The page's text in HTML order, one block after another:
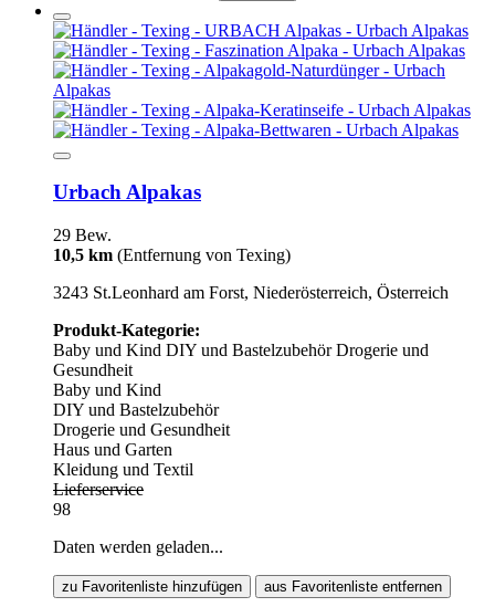
Urbach Alpakas
29 Bew.
10,5 km (Entfernung von Texing)
3243 St.Leonhard am Forst, Niederösterreich, Österreich
Produkt-Kategorie:
Baby und Kind DIY und BastelzubehörDrogerie und
Gesundheit
Baby und Kind
DIY und Bastelzubehör
Drogerie und Gesundheit
Haus und Garten
Kleidung und Textil
Lieferservice
98
Daten werden geladen...
zu Favoritenliste hinzufügen aus Favoritenliste entfernen